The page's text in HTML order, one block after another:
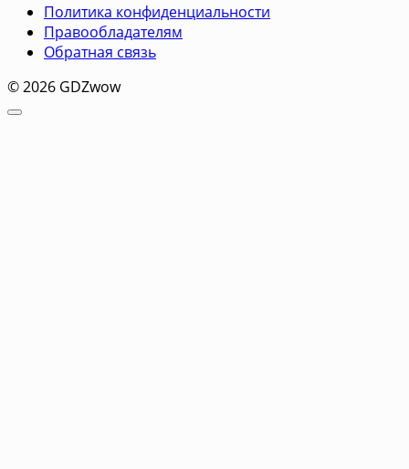
Политика конфиденциальности
Правообладателям
Обратная связь
© 2026 GDZwow